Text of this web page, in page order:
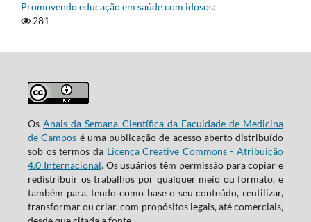
Promovendo educação em saúde com idosos:
281
OsAnais da Semana Científica da Faculdade de Medicina
de Campos é uma publicação de acesso aberto distribuído
sob os termos da Licença Creative Commons - Atribuição
4.0 Internacional. Os usuários têm permissão para copiar e
redistribuir os trabalhos por qualquer meio ou formato, e
também para, tendo como base o seu conteúdo, reutilizar,
transformar ou criar, com propósitos legais, até comerciais,